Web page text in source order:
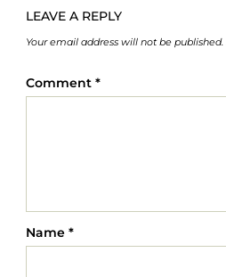
LEAVE A REPLY
Your email address will not be published.
Comment *
Name *